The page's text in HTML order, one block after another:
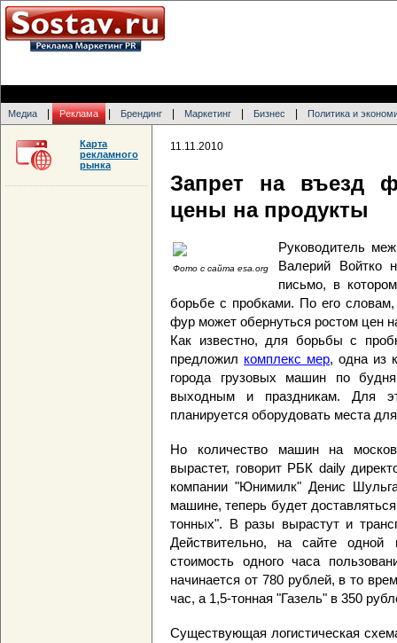
Медиа Реклама Брендинг Маркетинг Бизнес Политика и
11.11.2010
Запрет на въезд
цены на продукты
Фото с сайта esa.org
Руководитель
Валерий Войтко
письмо, в
борьбе с пробками. По его
фур может обернуться ростом цен
Как известно, для борьбы с
предложил комплекс мер, одна из
города грузовых машин по
выходным и праздникам. Для
планируется оборудовать места
Но количество машин на
вырастет, говорит РБК daily
компании "Юнимилк" Денис
машине, теперь будет
тонных". В разы вырастут и
Действительно, на сайте одной
стоимость одного часа
начинается от 780 рублей, в то
час, а 1,5-тонная "Газель" в 350
Существующая логистическая
Карта
рекламного
рынка